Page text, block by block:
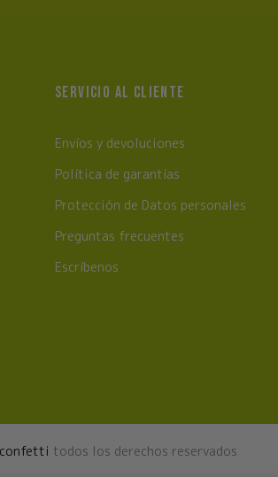
SERVICIO AL CLIENTE
Envíos y devoluciones
Política de garantías
Protección de Datos personales
Preguntas frecuentes
Escríbenos
confetti todos los derechos reservados